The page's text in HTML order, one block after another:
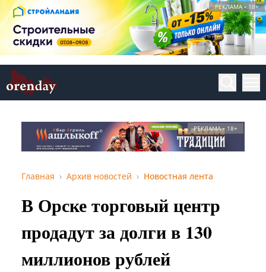
РЕКЛАМА • 18+
РЕКЛАМА • 18+
Главная Архив новостей Новостная лента
В Орске торговый центр
продадут за долги в 130
миллионов рублей